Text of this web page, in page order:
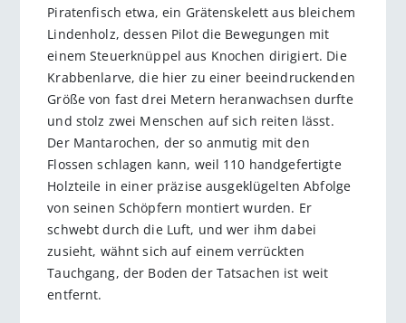
Piratenfisch etwa, ein Grätenskelett aus bleichem
Lindenholz, dessen Pilot die Bewegungen mit
einem Steuerknüppel aus Knochen dirigiert. Die
Krabbenlarve, die hier zu einer beeindruckenden
Größe von fast drei Metern heranwachsen durfte
und stolz zwei Menschen auf sich reiten lässt.
Der Mantarochen, der so anmutig mit den
Flossen schlagen kann, weil 110 handgefertigte
Holzteile in einer präzise ausgeklügelten Abfolge
von seinen Schöpfern montiert wurden. Er
schwebt durch die Luft, und wer ihm dabei
zusieht, wähnt sich auf einem verrückten
Tauchgang, der Boden der Tatsachen ist weit
entfernt.